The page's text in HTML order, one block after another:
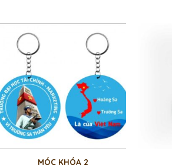
MÓC KHÓA 2